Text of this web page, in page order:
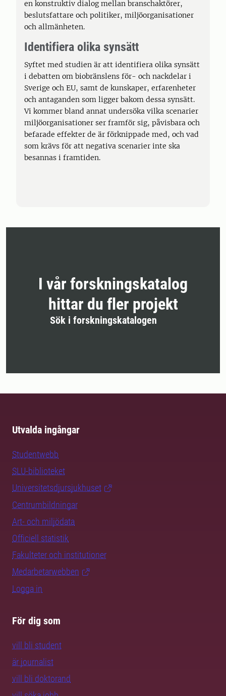
en konstruktiv dialog mellan branschaktörer,
beslutsfattare och politiker, miljöorganisationer
och allmänheten.
Identifiera olika synsätt
Syftet med studien är att identifiera olika synsätt
i debatten om biobränslens för- och nackdelar i
Sverige och EU, samt de kunskaper, erfarenheter
och antaganden som ligger bakom dessa synsätt.
Vi kommer bland annat undersöka vilka scenarier
miljöorganisationer ser framför sig, påvisbara och
befarade effekter de är förknippade med, och vad
som krävs för att negativa scenarier inte ska
besannas i framtiden.
I vår forskningskatalog
hittar du fler projekt
Sök i forskningskatalogen
Utvalda ingångar
Studentwebb
SLU-biblioteket
Universitetsdjursjukhuset
Centrumbildningar
Art- och miljödata
Officiell statistik
Fakulteter och institutioner
Medarbetarwebben
Logga in
För dig som
vill bli student
är journalist
vill bli doktorand